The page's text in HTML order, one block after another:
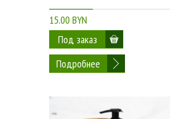
15.00 BYN
Подробнее